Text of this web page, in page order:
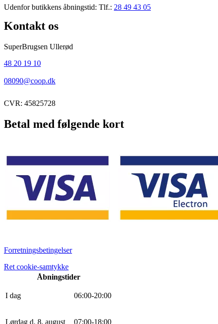
Udenfor butikkens åbningstid: Tlf.: 28 49 43 05
Kontakt os
SuperBrugsen Ullerød
48 20 19 10
08090@coop.dk
CVR: 45825728
Betal med følgende kort
Forretningsbetingelser
Ret cookie-samtykke
Åbningstider
I dag 06:00-20:00
Lørdag d. 8. august 07:00-18:00